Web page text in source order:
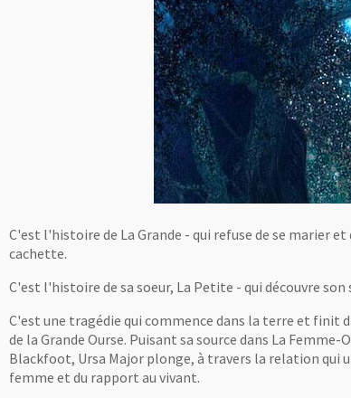
C'est l'histoire de La Grande - qui refuse de se marier
cachette.
C'est l'histoire de sa soeur, La Petite - qui découvre son
C'est une tragédie qui commence dans la terre et finit
de la Grande Ourse. Puisant sa source dans La
Blackfoot, Ursa Major plonge, à travers la relation qui
femme et du rapport au vivant.